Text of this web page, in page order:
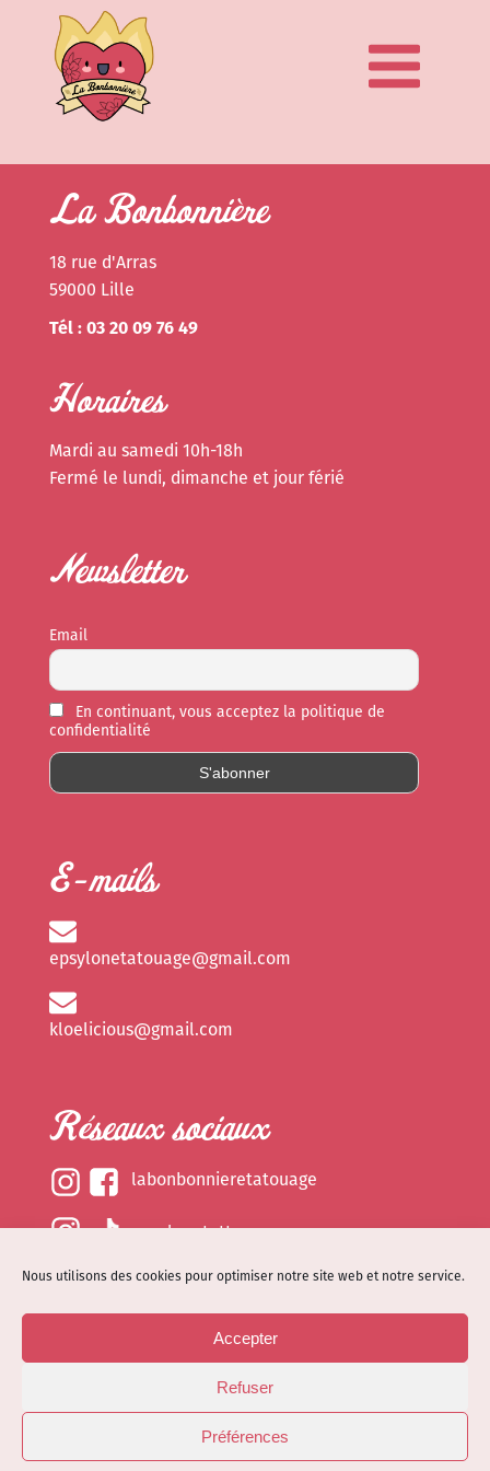
Nous utilisons des cookies pour optimiser notre site web et notre service.
Accepter
Refuser
Préférences
La Bonbonnière
18 rue d'Arras
59000 Lille
Tél : 03 20 09 76 49
Horaires
Mardi au samedi 10h-18h
Fermé le lundi, dimanche et jour férié
Newsletter
Email
En continuant, vous acceptez la politique de
confidentialité
E-mails
epsylonetatouage@gmail.com
kloelicious@gmail.com
Réseaux sociaux
labonbonnieretatouage
epsylonetattoo
kloelicious_
Mentions légales
Politique de cookies (EU)
© Site web réalisé parDénode- Illustrations par
Kloelicioustattoo tous droits réservés